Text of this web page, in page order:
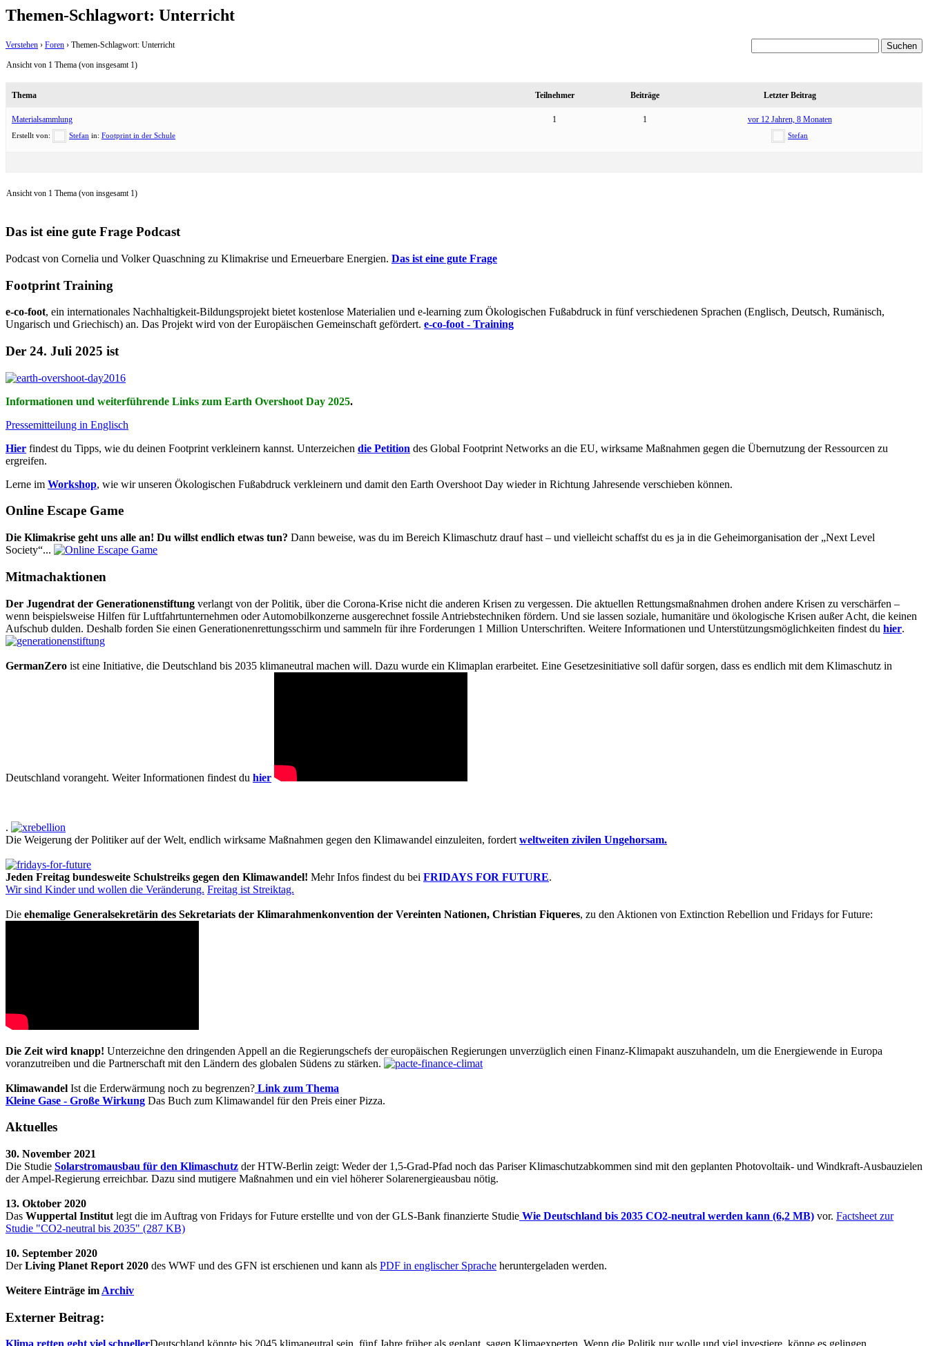
Themen-Schlagwort: Unterricht
Verstehen › Foren › Themen-Schlagwort: Unterricht
Ansicht von 1 Thema (von insgesamt 1)
Thema Teilnehmer Beiträge Letzter Beitrag
Materialsammlung
Erstellt von: Stefan in: Footprint in der Schule
1 1 vor 12 Jahren, 8 Monaten
Stefan
Ansicht von 1 Thema (von insgesamt 1)
Das ist eine gute Frage Podcast
Podcast von Cornelia und Volker Quaschning zu Klimakrise und Erneuerbare Energien. Das ist eine gute Frage
Footprint Training
e-co-foot, ein internationales Nachhaltigkeit-Bildungsprojekt bietet kostenlose Materialien und e-learning zum Ökologischen Fußabdruck in fünf verschiedenen Sprachen (Englisch, Deutsch, Rumänisch,
Ungarisch und Griechisch) an. Das Projekt wird von der Europäischen Gemeinschaft gefördert. e-co-foot - Training
Der 24. Juli 2025 ist
Informationen und weiterführende Links zum Earth Overshoot Day 2025.
Pressemitteilung in Englisch
Hier findest du Tipps, wie du deinen Footprint verkleinern kannst. Unterzeichen die Petition des Global Footprint Networks an die EU, wirksame Maßnahmen gegen die Übernutzung der Ressourcen zu
ergreifen.
Lerne im Workshop, wie wir unseren Ökologischen Fußabdruck verkleinern und damit den Earth Overshoot Day wieder in Richtung Jahresende verschieben können.
Online Escape Game
Die Klimakrise geht uns alle an! Du willst endlich etwas tun? Dann beweise, was du im Bereich Klimaschutz drauf hast – und vielleicht schaffst du es ja in die Geheimorganisation der „Next Level
Society“...
Mitmachaktionen
Der Jugendrat der Generationenstiftung verlangt von der Politik, über die Corona-Krise nicht die anderen Krisen zu vergessen. Die aktuellen Rettungsmaßnahmen drohen andere Krisen zu verschärfen –
wenn beispielsweise Hilfen für Luftfahrtunternehmen oder Automobilkonzerne ausgerechnet fossile Antriebstechniken fördern. Und sie lassen soziale, humanitäre und ökologische Krisen außer Acht, die keinen
Aufschub dulden. Deshalb forden Sie einen Generationenrettungsschirm und sammeln für ihre Forderungen 1 Million Unterschriften. Weitere Informationen und Unterstützungsmöglichkeiten findest du hier.
GermanZero ist eine Initiative, die Deutschland bis 2035 klimaneutral machen will. Dazu wurde ein Klimaplan erarbeitet. Eine Gesetzesinitiative soll dafür sorgen, dass es endlich mit dem Klimaschutz in
Deutschland vorangeht. Weiter Informationen findest du hier
.
Die Weigerung der Politiker auf der Welt, endlich wirksame Maßnahmen gegen den Klimawandel einzuleiten, fordert weltweiten zivilen Ungehorsam.
Jeden Freitag bundesweite Schulstreiks gegen den Klimawandel! Mehr Infos findest du bei FRIDAYS FOR FUTURE.
Wir sind Kinder und wollen die Veränderung. Freitag ist Streiktag.
Die ehemalige Generalsekretärin des Sekretariats der Klimarahmenkonvention der Vereinten Nationen, Christian Fiqueres, zu den Aktionen von Extinction Rebellion und Fridays for Future:
Die Zeit wird knapp! Unterzeichne den dringenden Appell an die Regierungschefs der europäischen Regierungen unverzüglich einen Finanz-Klimapakt auszuhandeln, um die Energiewende in Europa
voranzutreiben und die Partnerschaft mit den Ländern des globalen Südens zu stärken.
Klimawandel Ist die Erderwärmung noch zu begrenzen? Link zum Thema
Kleine Gase - Große Wirkung Das Buch zum Klimawandel für den Preis einer Pizza.
Aktuelles
30. November 2021
Die Studie Solarstromausbau für den Klimaschutz der HTW-Berlin zeigt: Weder der 1,5-Grad-Pfad noch das Pariser Klimaschutzabkommen sind mit den geplanten Photovoltaik- und Windkraft-Ausbauzielen
der Ampel-Regierung erreichbar. Dazu sind mutigere Maßnahmen und ein viel höherer Solarenergieausbau nötig.
13. Oktober 2020
Das Wuppertal Institut legt die im Auftrag von Fridays for Future erstellte und von der GLS-Bank finanzierte Studie Wie Deutschland bis 2035 CO2-neutral werden kann (6,2 MB) vor. Factsheet zur
Studie "CO2-neutral bis 2035" (287 KB)
10. September 2020
DerLiving Planet Report 2020 des WWF und des GFN ist erschienen und kann als PDF in englischer Sprache heruntergeladen werden.
Weitere Einträge im Archiv
Externer Beitrag: